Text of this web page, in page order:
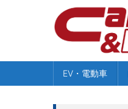
EV・電動車